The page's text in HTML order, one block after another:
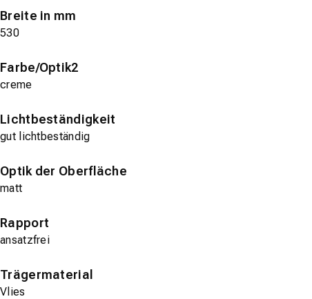
Breite in mm
530
Farbe/Optik2
creme
Lichtbeständigkeit
gut lichtbeständig
Optik der Oberfläche
matt
Rapport
ansatzfrei
Trägermaterial
Vlies